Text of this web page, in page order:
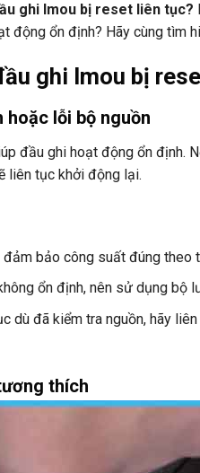
ghi Imou bị reset liên tục?
động ổn định? Hãy cùng tìm
ghi Imou bị
hoặc lỗi bộ nguồn
đầu ghi hoạt động ổn định.
liên tục khởi động lại.
bảo công suất đúng theo
ổn định, nên sử dụng bộ
dù đã kiểm tra nguồn, hãy liên
thích